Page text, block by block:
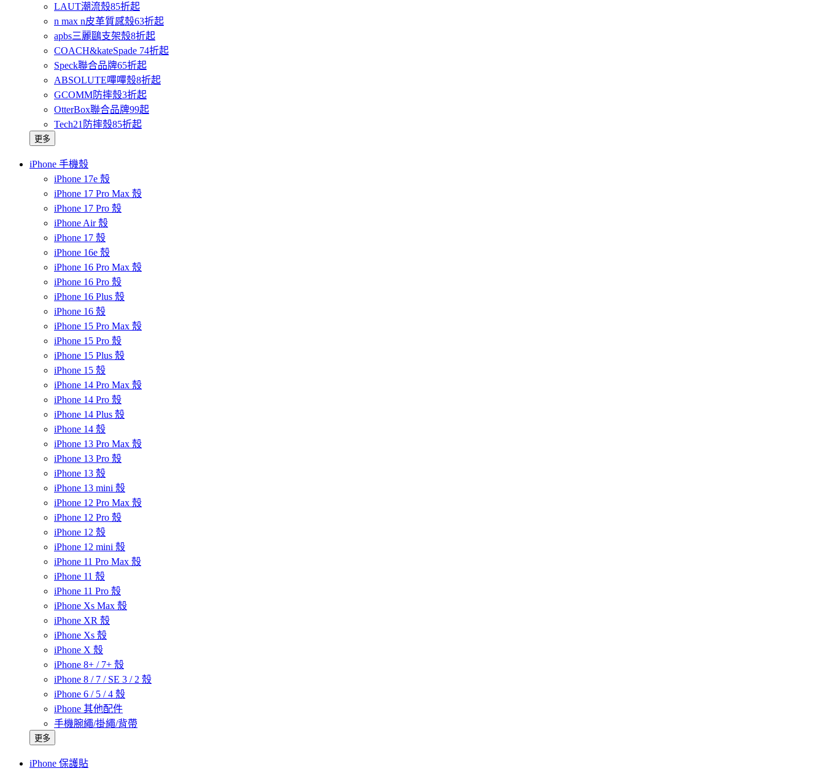
LAUT潮流殼85折起
n max n皮革質感殼63折起
apbs三麗鷗支架殼8折起
COACH&kateSpade 74折起
Speck聯合品牌65折起
ABSOLUTE嗶嗶殼8折起
GCOMM防摔殼3折起
OtterBox聯合品牌99起
Tech21防摔殼85折起
更多
iPhone 手機殼
iPhone 17e 殼
iPhone 17 Pro Max 殼
iPhone 17 Pro 殼
iPhone Air 殼
iPhone 17 殼
iPhone 16e 殼
iPhone 16 Pro Max 殼
iPhone 16 Pro 殼
iPhone 16 Plus 殼
iPhone 16 殼
iPhone 15 Pro Max 殼
iPhone 15 Pro 殼
iPhone 15 Plus 殼
iPhone 15 殼
iPhone 14 Pro Max 殼
iPhone 14 Pro 殼
iPhone 14 Plus 殼
iPhone 14 殼
iPhone 13 Pro Max 殼
iPhone 13 Pro 殼
iPhone 13 殼
iPhone 13 mini 殼
iPhone 12 Pro Max 殼
iPhone 12 Pro 殼
iPhone 12 殼
iPhone 12 mini 殼
iPhone 11 Pro Max 殼
iPhone 11 殼
iPhone 11 Pro 殼
iPhone Xs Max 殼
iPhone XR 殼
iPhone Xs 殼
iPhone X 殼
iPhone 8+ / 7+ 殼
iPhone 8 / 7 / SE 3 / 2 殼
iPhone 6 / 5 / 4 殼
iPhone 其他配件
手機腕繩/掛繩/背帶
更多
iPhone 保護貼